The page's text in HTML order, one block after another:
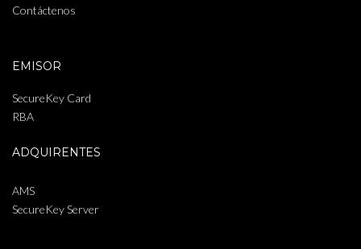
Contáctenos
EMISOR
SecureKey Card
RBA
ADQUIRENTES
AMS
SecureKey Server